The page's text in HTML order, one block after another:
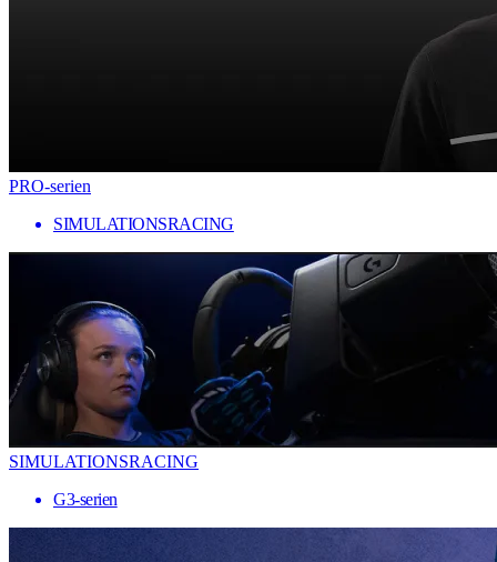
PRO-serien
SIMULATIONSRACING
SIMULATIONSRACING
G3-serien